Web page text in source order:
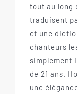
tout au long
traduisent
et une
chanteurs
simplement
de 21 ans.
une